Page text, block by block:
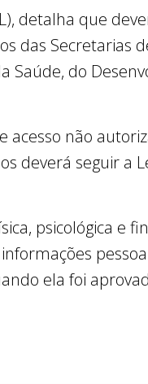
detalha que
das Secretarias
Saúde, do
acesso não
deverá seguir a
psicológica e
ela foi